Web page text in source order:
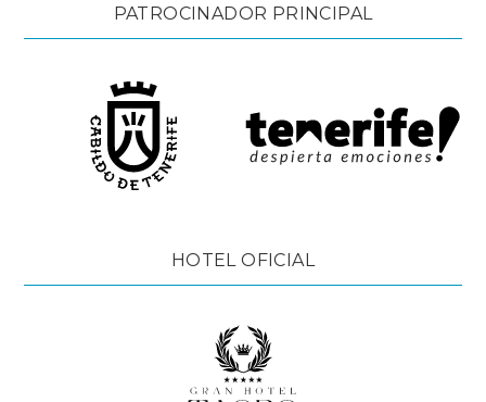
PATROCINADOR PRINCIPAL
HOTEL OFICIAL